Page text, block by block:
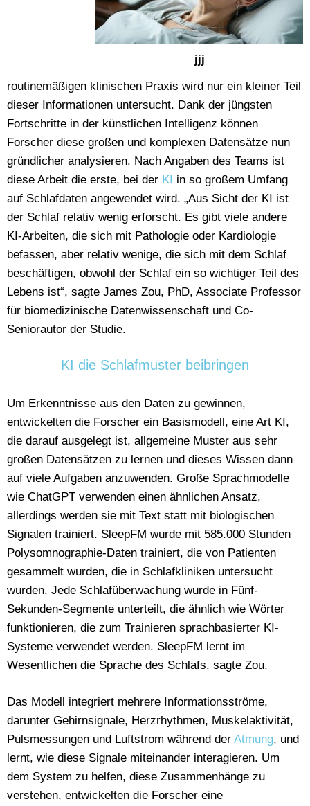
jjj
routinemäßigen klinischen Praxis wird nur ein kleiner Teil
dieser Informationen untersucht. Dank der jüngsten
Fortschritte in der künstlichen Intelligenz können
Forscher diese großen und komplexen Datensätze nun
gründlicher analysieren. Nach Angaben des Teams ist
diese Arbeit die erste, bei der KI in so großem Umfang
auf Schlafdaten angewendet wird. „Aus Sicht der KI ist
der Schlaf relativ wenig erforscht. Es gibt viele andere
KI-Arbeiten, die sich mit Pathologie oder Kardiologie
befassen, aber relativ wenige, die sich mit dem Schlaf
beschäftigen, obwohl der Schlaf ein so wichtiger Teil des
Lebens ist“, sagte James Zou, PhD, Associate Professor
für biomedizinische Datenwissenschaft und Co-
Seniorautor der Studie.
KI die Schlafmuster beibringen
Um Erkenntnisse aus den Daten zu gewinnen,
entwickelten die Forscher ein Basismodell, eine Art KI,
die darauf ausgelegt ist, allgemeine Muster aus sehr
großen Datensätzen zu lernen und dieses Wissen dann
auf viele Aufgaben anzuwenden. Große Sprachmodelle
wie ChatGPT verwenden einen ähnlichen Ansatz,
allerdings werden sie mit Text statt mit biologischen
Signalen trainiert. SleepFM wurde mit 585.000 Stunden
Polysomnographie-Daten trainiert, die von Patienten
gesammelt wurden, die in Schlafkliniken untersucht
wurden. Jede Schlafüberwachung wurde in Fünf-
Sekunden-Segmente unterteilt, die ähnlich wie Wörter
funktionieren, die zum Trainieren sprachbasierter KI-
Systeme verwendet werden. SleepFM lernt im
Wesentlichen die Sprache des Schlafs. sagte Zou.
Das Modell integriert mehrere Informationsströme,
darunter Gehirnsignale, Herzrhythmen, Muskelaktivität,
Pulsmessungen und Luftstrom während der Atmung, und
lernt, wie diese Signale miteinander interagieren. Um
dem System zu helfen, diese Zusammenhänge zu
verstehen, entwickelten die Forscher eine